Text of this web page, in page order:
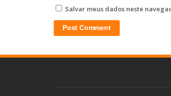
Salvar meus dados neste